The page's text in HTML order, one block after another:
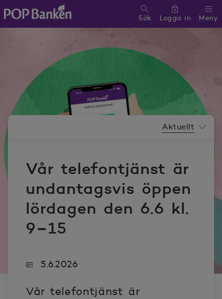
POP banken, till hemsidan
Meny
Sök Logga in
Vår telefontjänst är
undantagsvis öppen
lördagen den 6.6 kl.
9–15
Aktuellt
5.6.2026
Vår telefontjänst är